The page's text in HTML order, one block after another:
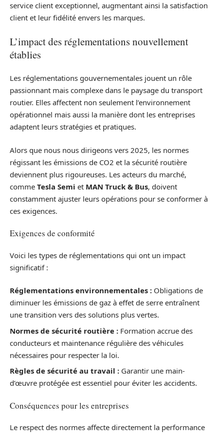
service client exceptionnel, augmentant ainsi la satisfaction
client et leur fidélité envers les marques.
L’impact des réglementations nouvellement
établies
Les réglementations gouvernementales jouent un rôle
passionnant mais complexe dans le paysage du transport
routier. Elles affectent non seulement l’environnement
opérationnel mais aussi la manière dont les entreprises
adaptent leurs stratégies et pratiques.
Alors que nous nous dirigeons vers 2025, les normes
régissant les émissions de CO2 et la sécurité routière
deviennent plus rigoureuses. Les acteurs du marché,
comme Tesla Semi et MAN Truck & Bus, doivent
constamment ajuster leurs opérations pour se conformer à
ces exigences.
Exigences de conformité
Voici les types de réglementations qui ont un impact
significatif :
Réglementations environnementales : Obligations de
diminuer les émissions de gaz à effet de serre entraînent
une transition vers des solutions plus vertes.
Normes de sécurité routière : Formation accrue des
conducteurs et maintenance régulière des véhicules
nécessaires pour respecter la loi.
Règles de sécurité au travail : Garantir une main-
d’œuvre protégée est essentiel pour éviter les accidents.
Conséquences pour les entreprises
Le respect des normes affecte directement la performance